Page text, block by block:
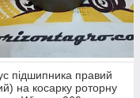
підшипника правий
на косарку роторну